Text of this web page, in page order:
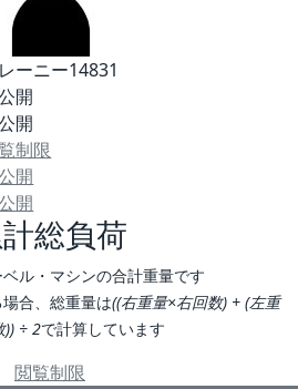
ーニー14831
開
開
制限
開
開
総負荷
ル・マシンの合計重量です
合、総重量は((右重量×右回数) + (左重
)) ÷ 2で計算しています
閲覧制限